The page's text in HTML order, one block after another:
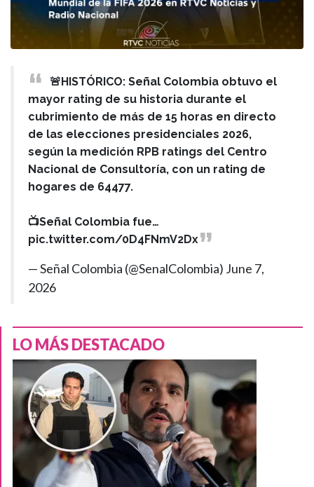
🚨HISTÓRICO: Señal Colombia obtuvo el
mayor rating de su historia durante el
cubrimiento de más de 15 horas en directo
de las elecciones presidenciales 2026,
según la medición RPB ratings del Centro
Nacional de Consultoría, con un rating de
hogares de 64477.
📺Señal Colombia fue…
pic.twitter.com/0D4FNmV2Dx
— Señal Colombia (@SenalColombia) June 7,
2026
LO MÁS DESTACADO